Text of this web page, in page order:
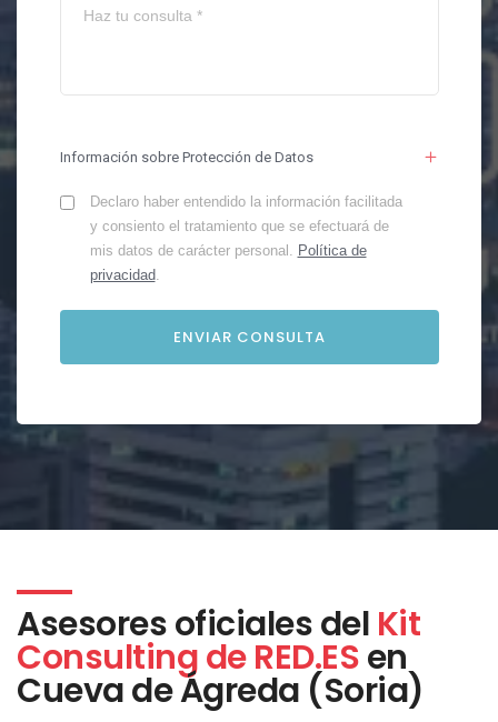
Información sobre Protección de Datos
Declaro haber entendido la información facilitada
y consiento el tratamiento que se efectuará de
mis datos de carácter personal. Política de
privacidad.
Asesores oficiales del Kit
Consulting de RED.ESen
Cueva de Ágreda (Soria)